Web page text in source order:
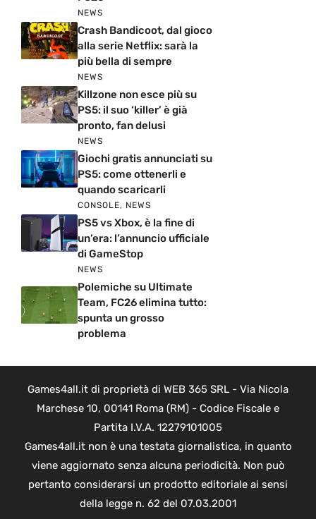
NEWS
Crash Bandicoot, dal gioco
alla serie Netflix: sarà la
più bella di sempre
NEWS
Killzone non esce più su
PS5: il suo ‘killer’ è già
pronto, fan delusi
NEWS
Giochi gratis annunciati su
PS5: come ottenerli e
quando scaricarli
CONSOLE, NEWS
PS5 vs Xbox, è la fine di
un’era: l’annuncio ufficiale
di GameStop
NEWS
Polemiche su Ultimate
Team, FC26 elimina tutto:
spunta un grosso
problema
Games4all.it di proprietà di WEB 365 SRL - Via Nicola
Marchese 10, 00141 Roma (RM) - Codice Fiscale e
Partita I.V.A. 12279101005
Games4all.it non è una testata giornalistica, in quanto
viene aggiornato senza alcuna periodicità. Non può
pertanto considerarsi un prodotto editoriale ai sensi
della legge n. 62 del 07.03.2001